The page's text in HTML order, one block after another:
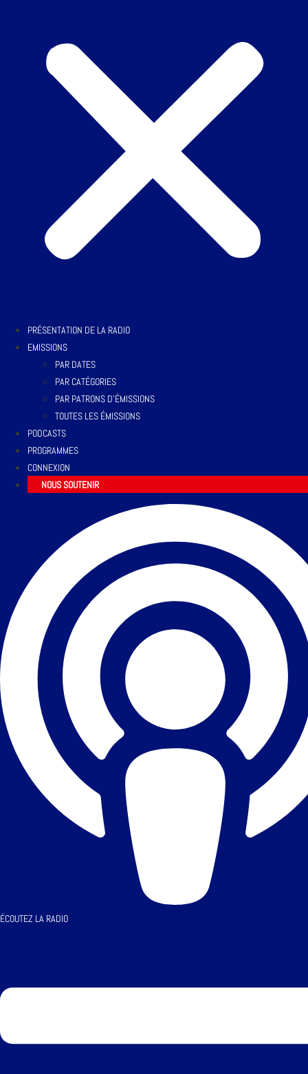
PRÉSENTATION DE LA RADIO
EMISSIONS
PAR DATES
PAR CATÉGORIES
PAR PATRONS D’ÉMISSIONS
TOUTES LES ÉMISSIONS
PODCASTS
PROGRAMMES
CONNEXION
NOUS SOUTENIR
ÉCOUTEZ LA RADIO